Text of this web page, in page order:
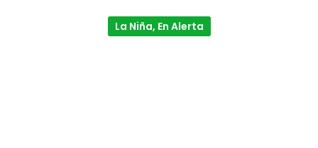
La Niña, En Alerta